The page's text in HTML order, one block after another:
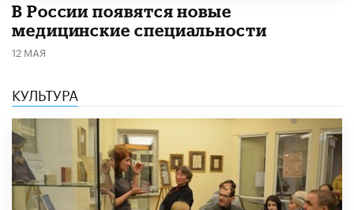
В России появятся новые
медицинские специальности
12 МАЯ
КУЛЬТУРА